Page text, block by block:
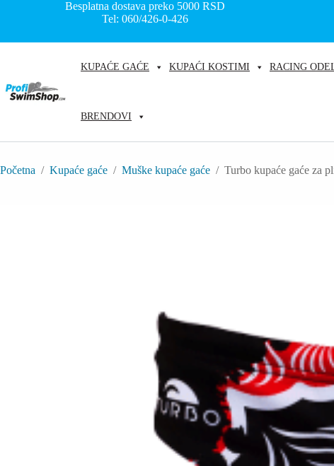
Besplatna dostava preko 5000RSD
Tel: 060/426-0-426
KUPAĆE GAĆE KUPAĆI KOSTIMI RACING
BRENDOVI
Početna / Kupaće gaće / Muške kupaće gaće / Turbo kupaće gaće za